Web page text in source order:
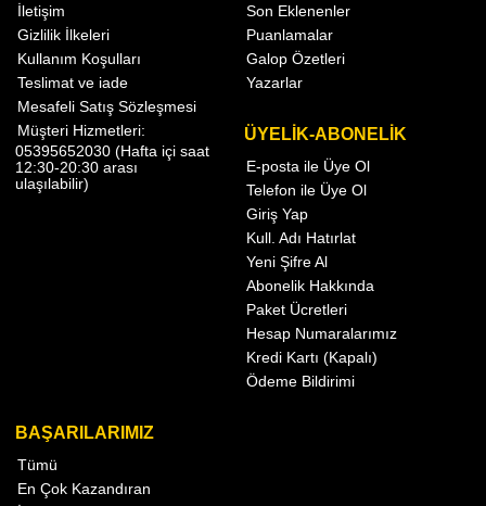
İletişim
Gizlilik İlkeleri
Kullanım Koşulları
Teslimat ve iade
Mesafeli Satış Sözleşmesi
Müşteri Hizmetleri:
05395652030 (Hafta içi saat
12:30-20:30 arası
ulaşılabilir)
Son Eklenenler
Puanlamalar
Galop Özetleri
Yazarlar
ÜYELİK-ABONELİK
E-posta ile Üye Ol
Telefon ile Üye Ol
Giriş Yap
Kull. Adı Hatırlat
Yeni Şifre Al
Abonelik Hakkında
Paket Ücretleri
Hesap Numaralarımız
Kredi Kartı (Kapalı)
Ödeme Bildirimi
BAŞARILARIMIZ
Tümü
En Çok Kazandıran